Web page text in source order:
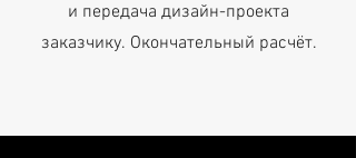
и передача дизайн-проекта
заказчику. Окончательный расчёт.